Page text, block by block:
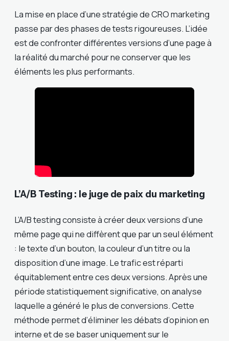
La mise en place d’une stratégie de CRO marketing
passe par des phases de tests rigoureuses. L’idée
est de confronter différentes versions d’une page à
la réalité du marché pour ne conserver que les
éléments les plus performants.
L’A/B Testing : le juge de paix du marketing
L’A/B testing consiste à créer deux versions d’une
même page qui ne diffèrent que par un seul élément
: le texte d’un bouton, la couleur d’un titre ou la
disposition d’une image. Le trafic est réparti
équitablement entre ces deux versions. Après une
période statistiquement significative, on analyse
laquelle a généré le plus de conversions. Cette
méthode permet d’éliminer les débats d’opinion en
interne et de se baser uniquement sur le